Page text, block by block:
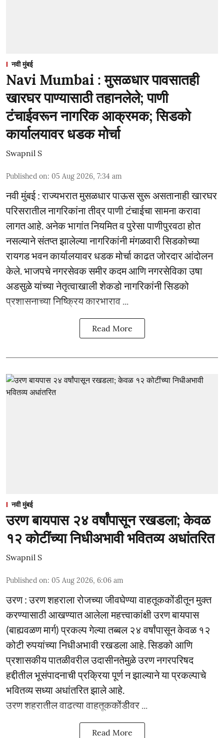
नवी मुंबई
Navi Mumbai : मुसळधार पावसातही
खारघर पाण्यासाठी तहानलेले; पाणी
टंचाईवरून नागरिक आक्रमक; सिडको
कार्यालयावर धडक मोर्चा
Swapnil S
Published on: 05 Aug 2026, 7:34 am
नवी मुंबई : राज्यभरात मुसळधार पाऊस सुरू असतानाही खारघर
परिसरातील नागरिकांना तीव्र पाणी टंचाईचा सामना करावा
लागत आहे. अनेक भागांत नियमित व पुरेसा पाणीपुरवठा होत
नसल्याने संतप्त झालेल्या नागरिकांनी मंगळवारी सिडकोच्या
रायगड भवन कार्यालयावर धडक मोर्चा काढत जोरदार आंदोलन
केले. भाजपचे नगरसेवक समीर कदम आणि नगरसेविका उषा
अडसुळे यांच्या नेतृत्वाखाली शेकडो नागरिकांनी सिडको
प्रशासनाच्या निष्क्रिय कारभाराव ...
Read More
नवी मुंबई
उरण बायपास २४ वर्षांपासून रखडला; केवळ
१२ कोटींच्या निधीअभावी भवितव्य अधांतरित
Swapnil S
Published on: 05 Aug 2026, 6:06 am
उरण : उरण शहराला रोजच्या जीवघेण्या वाहतूककोंडीतून मुक्त
करण्यासाठी आखण्यात आलेला महत्त्वाकांक्षी उरण बायपास
(बाह्यवळण मार्ग) प्रकल्प गेल्या तब्बल २४ वर्षांपासून केवळ १२
कोटी रुपयांच्या निधीअभावी रखडला आहे. सिडको आणि
प्रशासकीय पातळीवरील उदासीनतेमुळे उरण नगरपरिषद
हद्दीतील भूसंपादनाची प्रक्रिया पूर्ण न झाल्याने या प्रकल्पाचे
भवितव्य सध्या अधांतरित झाले आहे.
उरण शहरातील वाढत्या वाहतूककोंडीवर ...
Read More